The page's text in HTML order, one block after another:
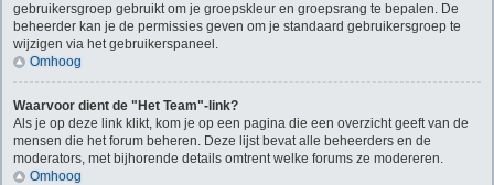
gebruikersgroep gebruikt om je groepskleur en groepsrang te bepalen. De
beheerder kan je de permissies geven om je standaard gebruikersgroep te
wijzigen via het gebruikerspaneel.
Omhoog
Waarvoor dient de "Het Team"-link?
Als je op deze link klikt, kom je op een pagina die een overzicht geeft van de
mensen die het forum beheren. Deze lijst bevat alle beheerders en de
moderators, met bijhorende details omtrent welke forums ze modereren.
Omhoog